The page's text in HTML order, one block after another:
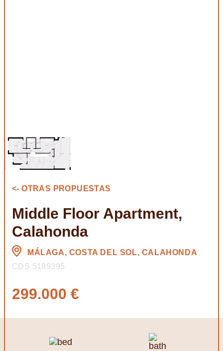
<- OTRAS PROPUESTAS
Middle Floor Apartment,
Calahonda
MÁLAGA, COSTA DEL SOL, CALAHONDA
CDS 5189395
299.000 €